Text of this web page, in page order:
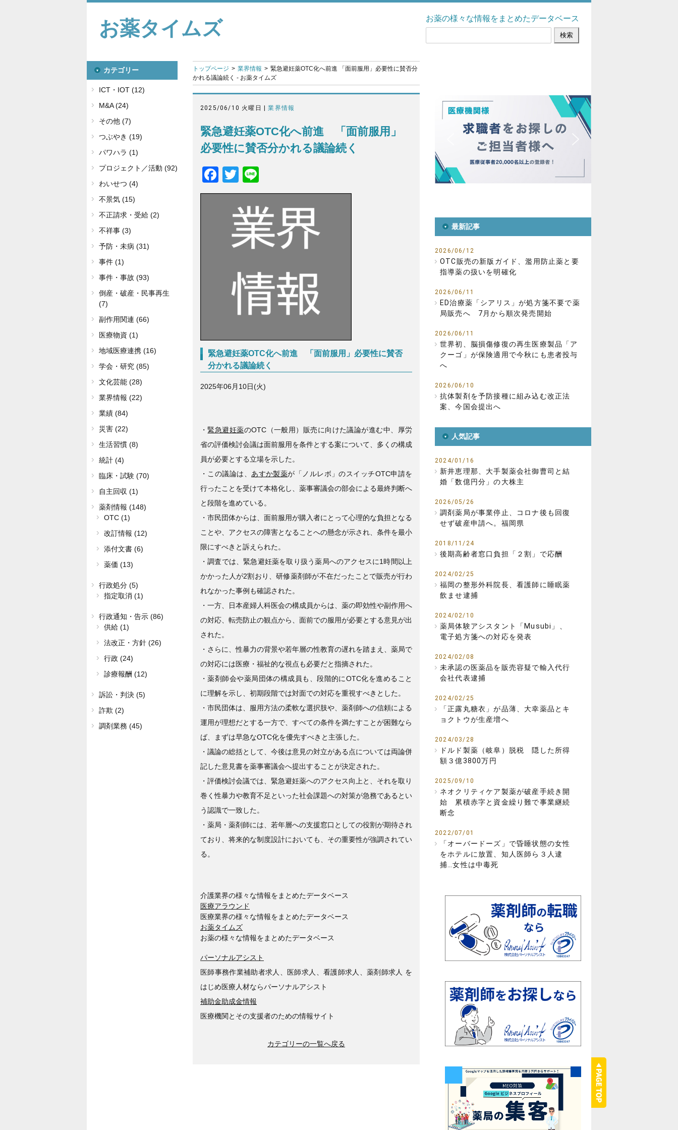
お薬タイムズ お薬の様々な情報をまとめたデータベース
トップページ 業界情報
緊急避妊薬OTC化へ前進 「面前服用」必要性に賛否分
かれる議論続く - お薬タイムズ
2025/06/10 火曜日 |業界情報
緊急避妊薬OTC化へ前進 「面前服用」
必要性に賛否分かれる議論続く
F
a
T
wi
tt
er
n
e
緊急避妊薬OTC化へ前進 「面前服用」必要性に賛否
分かれる議論続く
2025年06月10日(火)
・緊急避妊薬のOTC（一般用）販売に向けた議論が進む中、厚労
省の評価検討会議は面前服用を条件とする案について、多くの構成
員が必要とする立場を示した。
・この議論は、 あすか製薬が「ノルレボ」のスイッチOTC申請を
行ったことを受けて本格化し、薬事審議会の部会による最終判断へ
と段階を進めている。
・市民団体からは、面前服用が購入者にとって心理的な負担となる
ことや、アクセスの障害となることへの懸念が示され、条件を最小
限にすべきと訴えられた。
・調査では、緊急避妊薬を取り扱う薬局へのアクセスに1時間以上
かかった人が2割おり、研修薬剤師が不在だったことで販売が行わ
れなかった事例も確認された。
・一方、日本産婦人科医会の構成員からは、薬の即効性や副作用へ
の対応、転売防止の観点から、面前での服用が必要とする意見が出
された。
・さらに、性暴力の背景や若年層の性教育の遅れを踏まえ、薬局で
の対応には医療・福祉的な視点も必要だと指摘された。
・薬剤師会や薬局団体の構成員も、段階的にOTC化を進めること
に理解を示し、初期段階では対面での対応を重視すべきとした。
・市民団体は、服用方法の柔軟な選択肢や、薬剤師への信頼による
運用が理想だとする一方で、すべての条件を満たすことが困難なら
ば、まずは早急なOTC化を優先すべきと主張した。
・議論の総括として、今後は意見の対立がある点については両論併
記した意見書を薬事審議会へ提出することが決定された。
・評価検討会議では、緊急避妊薬へのアクセス向上と、それを取り
巻く性暴力や教育不足といった社会課題への対策が急務であるとい
う認識で一致した。
・薬局・薬剤師には、若年層への支援窓口としての役割が期待され
ており、将来的な制度設計においても、その重要性が強調されてい
る。
介護業界の様々な情報をまとめたデータベース
医療アラウンド
医療業界の様々な情報をまとめたデータベース
お薬タイムズ
お薬の様々な情報をまとめたデータベース
パーソナルアシスト
医師事務作業補助者求人、医師求人、看護師求人、薬剤師求人 を
はじめ医療人材ならパーソナルアシスト
補助金助成金情報
医療機関とその支援者のための情報サイト
カテゴリーの一覧へ戻る
最新記事
2026/06/12
OTC販売の新版ガイド、濫用防止薬と要
指導薬の扱いを明確化
2026/06/11
ED治療薬「シアリス」が処方箋不要で薬
局販売へ 7月から順次発売開始
2026/06/11
世界初、脳損傷修復の再生医療製品「ア
クーゴ」が保険適用で今秋にも患者投与
へ
2026/06/10
抗体製剤を予防接種に組み込む改正法
案、今国会提出へ
人気記事
2024/01/16
新井恵理那、大手製薬会社御曹司と結
婚「数億円分」の大株主
2026/05/26
調剤薬局が事業停止、コロナ後も回復
せず破産申請へ。福岡県
2018/11/24
後期高齢者窓口負担「２割」で応酬
2024/02/25
福岡の整形外科院長、看護師に睡眠薬
飲ませ逮捕
2024/02/10
薬局体験アシスタント「Musubi」、
電子処方箋への対応を発表
2024/02/08
未承認の医薬品を販売容疑で輸入代行
会社代表逮捕
2024/02/25
「正露丸糖衣」が品薄、大幸薬品とキ
ョクトウが生産増へ
2024/03/28
ドルド製薬（岐阜）脱税 隠した所得
額３億3800万円
2025/09/10
ネオクリティケア製薬が破産手続き開
始 累積赤字と資金繰り難で事業継続
断念
2022/07/01
「オーバードーズ」で昏睡状態の女性
をホテルに放置、知人医師ら３人逮
捕…女性は中毒死
カテゴリー
ICT・IOT (12)
M&A (24)
その他 (7)
つぶやき (19)
パワハラ (1)
プロジェクト／活動 (92)
わいせつ (4)
不景気 (15)
不正請求・受給 (2)
不祥事 (3)
予防・未病 (31)
事件 (1)
事件・事故 (93)
倒産・破産・民事再生
(7)
副作用関連 (66)
医療物資 (1)
地域医療連携 (16)
学会・研究 (85)
文化芸能 (28)
業界情報 (22)
業績 (84)
災害 (22)
生活習慣 (8)
統計 (4)
臨床・試験 (70)
自主回収 (1)
薬剤情報 (148)
OTC (1)
改訂情報 (12)
添付文書 (6)
薬価 (13)
行政処分 (5)
指定取消 (1)
行政通知・告示 (86)
供給 (1)
法改正・方針 (26)
行政 (24)
診療報酬 (12)
訴訟・判決 (5)
詐欺 (2)
調剤業務 (45)